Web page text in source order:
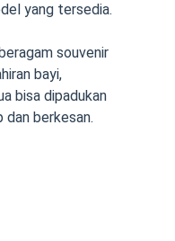
yang tersedia.
souvenir
bayi,
bisa dipadukan
berkesan.